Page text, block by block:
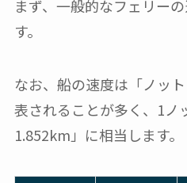
まず、一般的なフェリー
す。
なお、船の速度は「ノッ
表されることが多く、1ノ
1.852km」に相当します。